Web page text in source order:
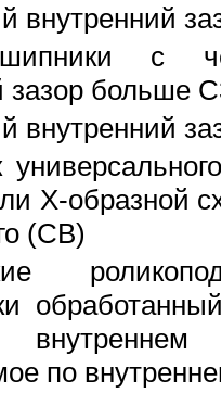
внутренний
с
зазор больше
внутренний
Х-образной
(CB)
внутреннем
по